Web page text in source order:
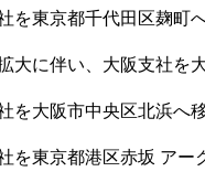
を東京都千代田区麹町
大に伴い、大阪支社を
を大阪市中央区北浜へ
を東京都港区赤坂 アー